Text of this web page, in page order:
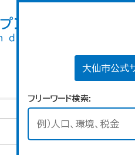
大仙市公式
フリーワード検索